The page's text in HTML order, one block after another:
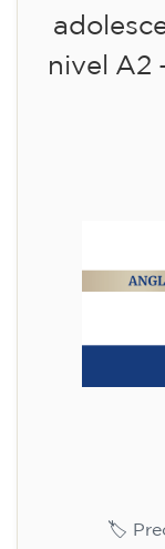
nivel A2
🏷️